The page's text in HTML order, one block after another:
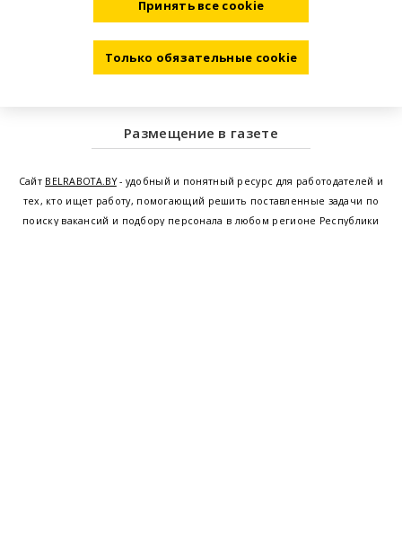
Размещение в газете
Сайт BELRABOTA.BY- удобный и понятный ресурс для работодателей и
тех, кто ищет работу, помогающий решить поставленные задачи по
поиску вакансий и подбору персонала в любом регионе Республики
Принять все cookie
Только обязательные cookie